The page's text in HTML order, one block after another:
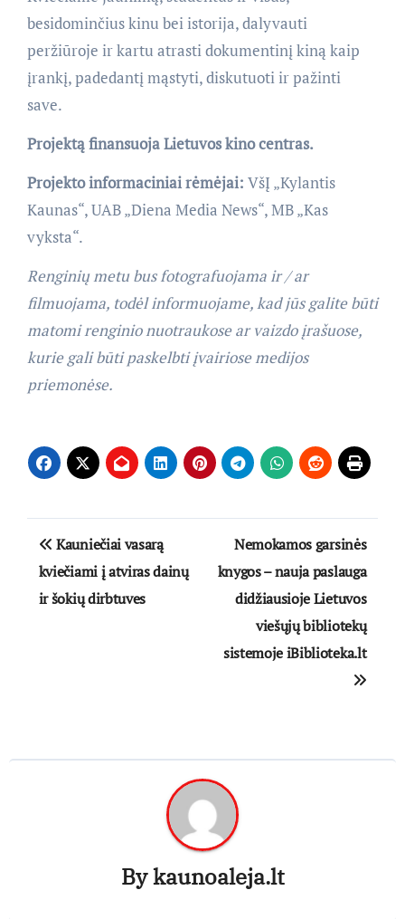
besidominčius kinu bei istorija, dalyvauti
peržiūroje ir kartu atrasti dokumentinį kiną kaip
įrankį, padedantį mąstyti, diskutuoti ir pažinti
save.
Projektą finansuoja Lietuvos kino centras.
Projekto informaciniai rėmėjai: VšĮ „Kylantis
Kaunas“, UAB „Diena Media News“, MB „Kas
vyksta“.
Renginių metu bus fotografuojama ir / ar
filmuojama, todėl informuojame, kad jūs galite būti
matomi renginio nuotraukose ar vaizdo įrašuose,
kurie gali būti paskelbti įvairiose medijos
priemonėse.
Navigacija
tarp
įrašų
Kauniečiai vasarą
kviečiami į atviras dainų
ir šokių dirbtuves
Nemokamos garsinės
knygos – nauja paslauga
didžiausioje Lietuvos
viešųjų bibliotekų
sistemoje iBiblioteka.lt
Bykaunoaleja.lt